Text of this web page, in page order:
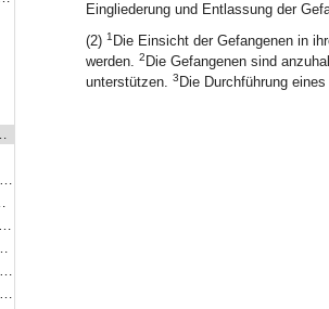
Eingliederung und Entlassung der
(2) 1 Die Einsicht der Gefangenen in
werden. 2 Die Gefangenen sind
unterstützen. 3 Die Durchführung